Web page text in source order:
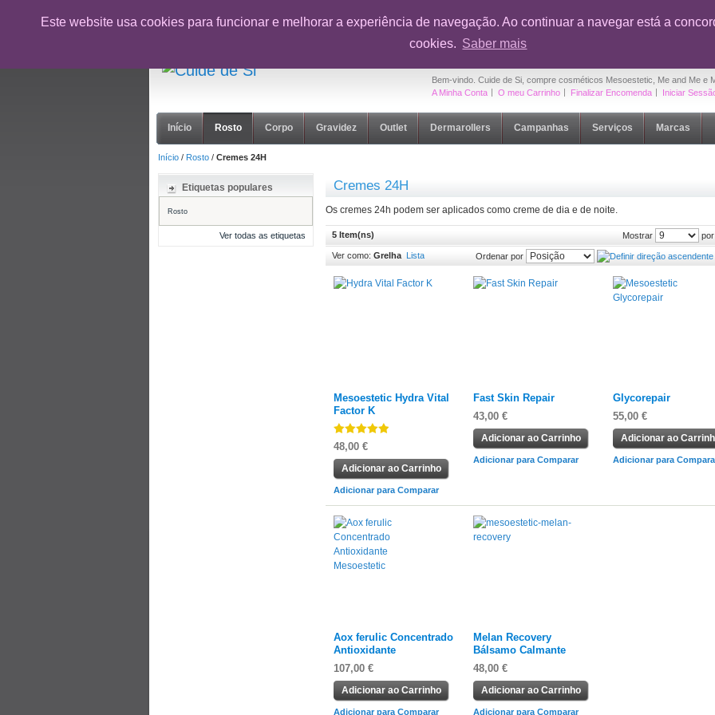
Este website usa cookies para funcionar e melhorar a experiência de navegação. Ao continuar a navegar está a
cookies. Saber mais
CUPÃO: NOVOCLIENTE26 - 10% desconto em toda a loja na sua primeira compra OUTLET Cuide de Si
Bem-vindo. Cuide de Si, compre cosméticos Mesoestetic, Me and Me e
A Minha Conta
O meu Carrinho Finalizar Encomenda Iniciar
Início Rosto Corpo Gravidez Outlet Dermarollers Campanhas Serviços Marcas
Início / Rosto / Cremes 24H
Cremes 24H
Os cremes 24h podem ser aplicados como creme de dia e de noite.
5 Item(ns) Mostrar
Ver como: Grelha Lista Ordenar por
Mesoestetic Hydra Vital
Factor K
48,00 €
Adicionar ao Carrinho
Adicionar para Comparar
Fast Skin Repair
43,00 €
Adicionar ao Carrinho
Adicionar para Comparar
Glycorepair
55,00 €
Adicionar ao
Adicionar para
Aox ferulic Concentrado
Antioxidante
107,00 €
Adicionar ao Carrinho
Adicionar para Comparar
Melan Recovery
Bálsamo Calmante
48,00 €
Adicionar ao Carrinho
Adicionar para Comparar
Etiquetas populares
Rosto
Ver todas as etiquetas